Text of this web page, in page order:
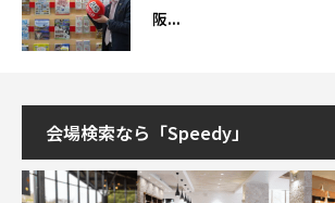
阪...
会場検索なら「Speedy」